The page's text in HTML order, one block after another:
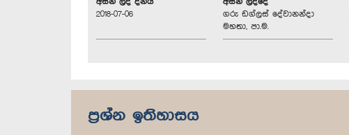
2018-07-06
ගරු ඩග්ලස් දේවානන්දා
මහතා, පා.ම.
ප්‍රශ්න ඉතිහාසය